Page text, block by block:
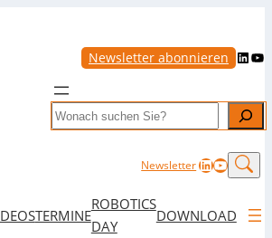
Newsletter abonnieren LinkedIn YouTube
Search
NewsletterLinkedIn
TERMINE
ROBOTICS
DAY
DOWNLOAD